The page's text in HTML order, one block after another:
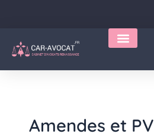
Amendes et PV